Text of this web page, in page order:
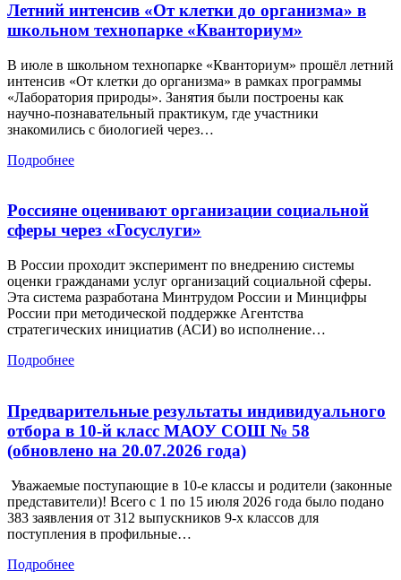
Летний интенсив «От клетки до организма» в
школьном технопарке «Кванториум»
В июле в школьном технопарке «Кванториум» прошёл летний
интенсив «От клетки до организма» в рамках программы
«Лаборатория природы». Занятия были построены как
научно-познавательный практикум, где участники
знакомились с биологией через…
Подробнее
Россияне оценивают организации социальной
сферы через «Госуслуги»
В России проходит эксперимент по внедрению системы
оценки гражданами услуг организаций социальной сферы.
Эта система разработана Минтрудом России и Минцифры
России при методической поддержке Агентства
стратегических инициатив (АСИ) во исполнение…
Подробнее
Предварительные результаты индивидуального
отбора в 10-й класс МАОУ СОШ № 58
(обновлено на 20.07.2026 года)
Уважаемые поступающие в 10-е классы и родители (законные
представители)! Всего с 1 по 15 июля 2026 года было подано
383 заявления от 312 выпускников 9-х классов для
поступления в профильные…
Подробнее